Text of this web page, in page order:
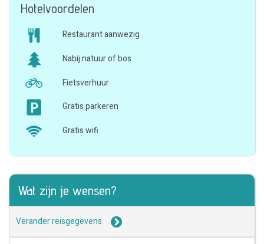
Hotelvoordelen
Restaurant aanwezig
Nabij natuur of bos
Fietsverhuur
Gratis parkeren
Gratis wifi
Wat zijn je wensen?
Verander reisgegevens